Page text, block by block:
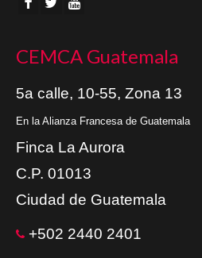
CEMCA Guatemala
5a calle, 10-55, Zona 13
En la Alianza Francesa de Guatemala
Finca La Aurora
C.P. 01013
Ciudad de Guatemala
+502 2440 2401